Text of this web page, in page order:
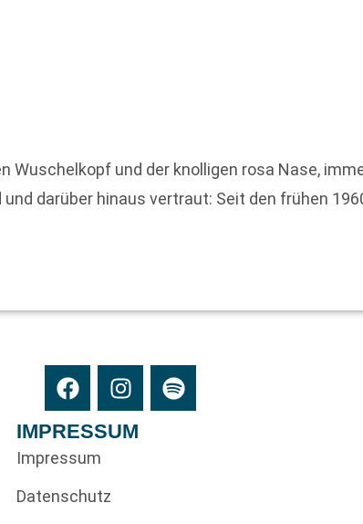
Wuschelkopf und der knolligen rosa Nase,
darüber hinaus vertraut: Seit den frühen
IMPRESSUM
Impressum
Datenschutz